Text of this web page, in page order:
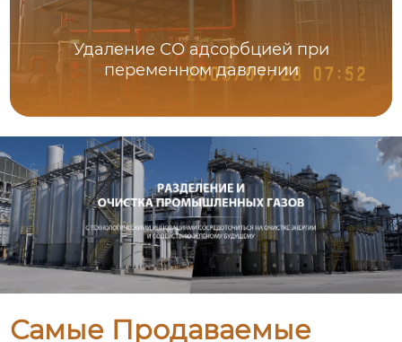
Удаление СО адсорбцией при
переменном давлении
Самые Продаваемые